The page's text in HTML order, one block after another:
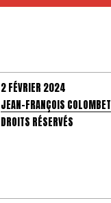
2 FÉVRIER 2024
JEAN-FRANÇOIS COLOMBET
DROITS RÉSERVÉS